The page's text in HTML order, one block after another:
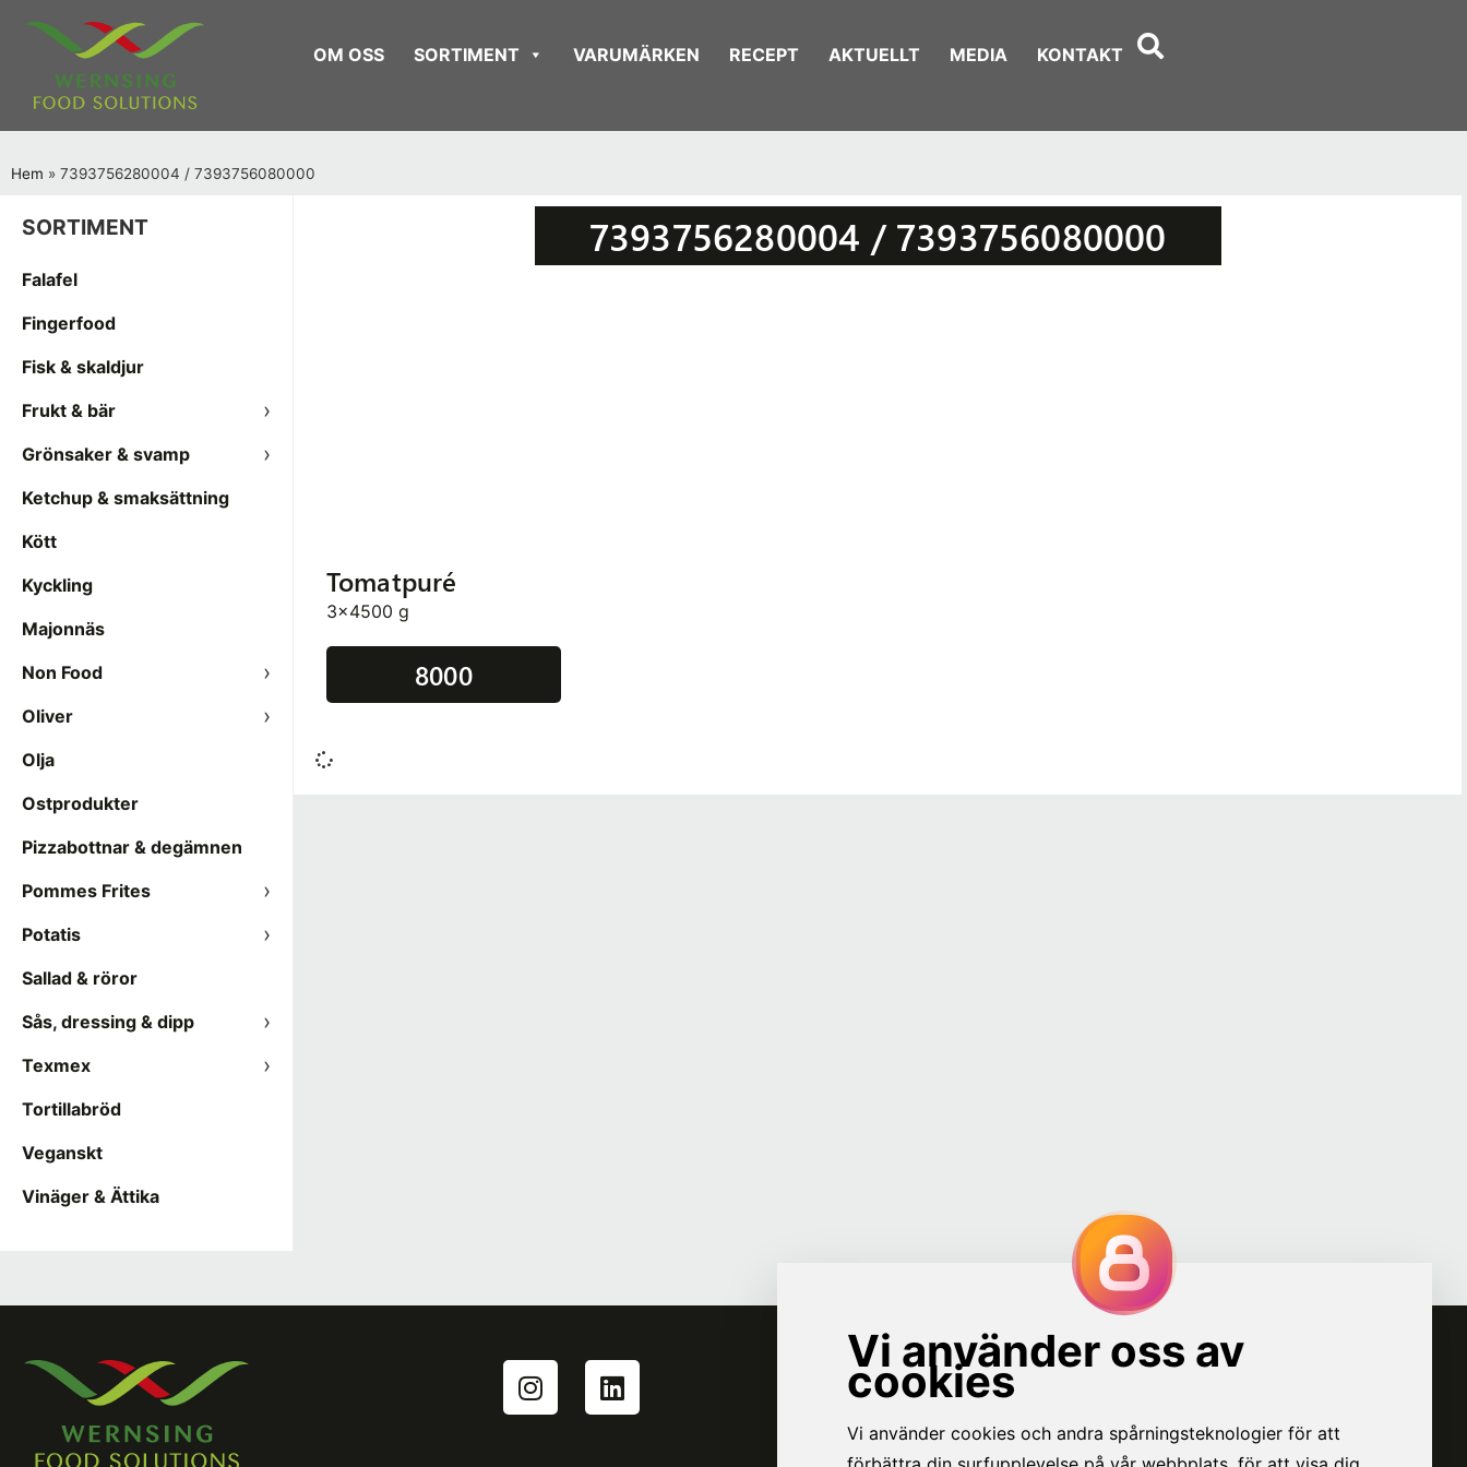
OM OSS SORTIMENT VARUMÄRKEN RECEPT AKTUELLT MEDIA KONTAKT
Hem » 7393756280004 / 7393756080000
SORTIMENT
Falafel
Fingerfood
Fisk & skaldjur
Frukt & bär
Grönsaker & svamp
Ketchup & smaksättning
Kött
Kyckling
Majonnäs
Non Food
Oliver
Olja
Ostprodukter
Pizzabottnar & degämnen
Pommes Frites
Potatis
Sallad & röror
Sås, dressing & dipp
Texmex
Tortillabröd
Veganskt
Vinäger & Ättika
7393756280004 / 7393756080000
Tomatpuré
3x4500 g
8000